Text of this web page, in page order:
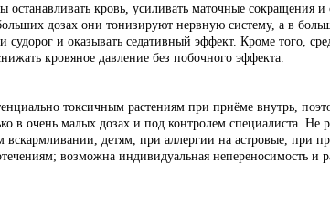
останавливать кровь, усиливать маточные сокращения и
дозах они тонизируют нервную систему, а в
судорог и оказывать седативный эффект. Кроме того,
кровяное давление без побочного эффекта.
токсичным растениям при приёме внутрь,
в очень малых дозах и под контролем специалиста. Не
вскармливании, детям, при аллергии на астровые, при
возможна индивидуальная непереносимость и